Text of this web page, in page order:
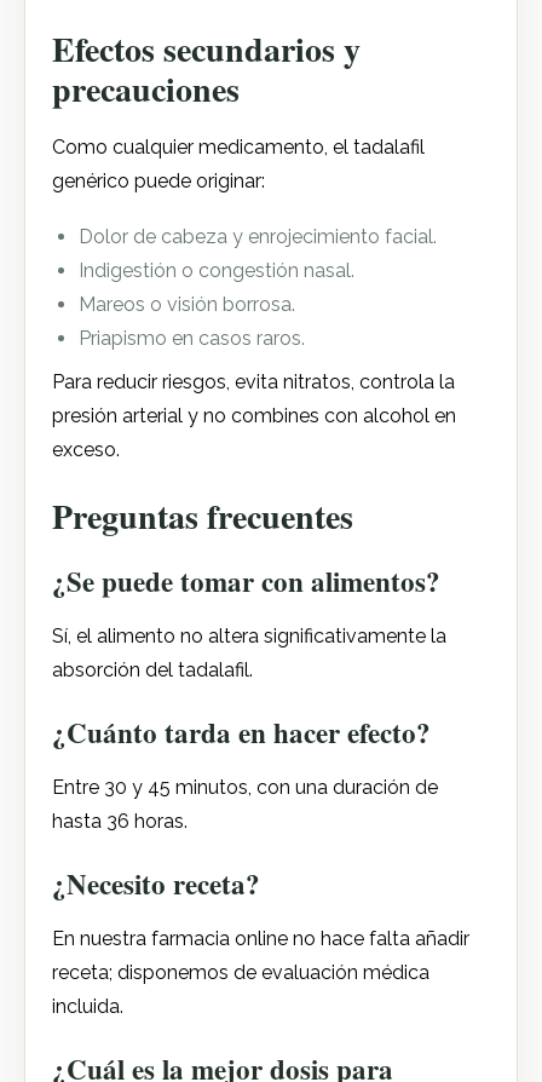
Efectos secundarios y
precauciones
Como cualquier medicamento, el tadalafil
genérico puede originar:
Dolor de cabeza y enrojecimiento facial.
Indigestión o congestión nasal.
Mareos o visión borrosa.
Priapismo en casos raros.
Para reducir riesgos, evita nitratos, controla la
presión arterial y no combines con alcohol en
exceso.
Preguntas frecuentes
¿Se puede tomar con alimentos?
Sí, el alimento no altera significativamente la
absorción del tadalafil.
¿Cuánto tarda en hacer efecto?
Entre 30 y 45 minutos, con una duración de
hasta 36 horas.
¿Necesito receta?
En nuestra farmacia online no hace falta añadir
receta; disponemos de evaluación médica
incluida.
¿Cuál es la mejor dosis para